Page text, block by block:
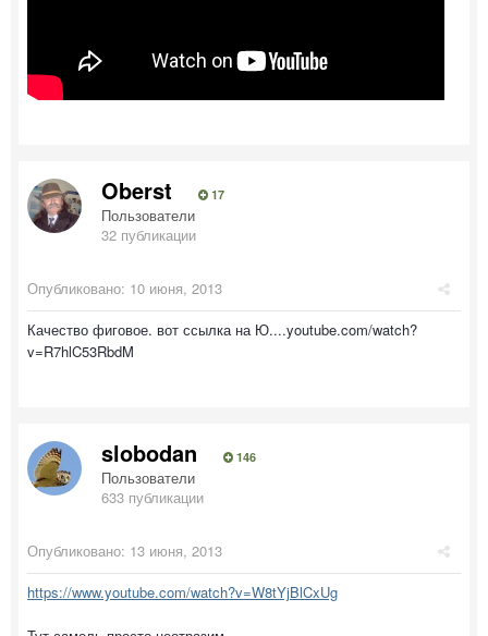
Oberst 17
Пользователи
32 публикации
Опубликовано: 10 июня, 2013
Качество фиговое. вот ссылка на Ю....youtube.com/watch?
v=R7hlC53RbdM
slobodan 146
Пользователи
633 публикации
Опубликовано: 13 июня, 2013
https://www.youtube.com/watch?v=W8tYjBlCxUg